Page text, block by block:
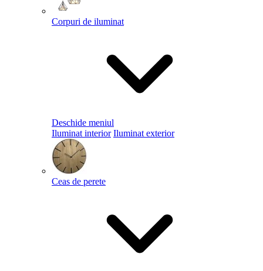
Corpuri de iluminat
Deschide meniul
Iluminat interior Iluminat exterior
Ceas de perete